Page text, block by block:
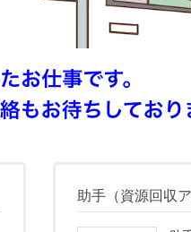
助手（資源回収